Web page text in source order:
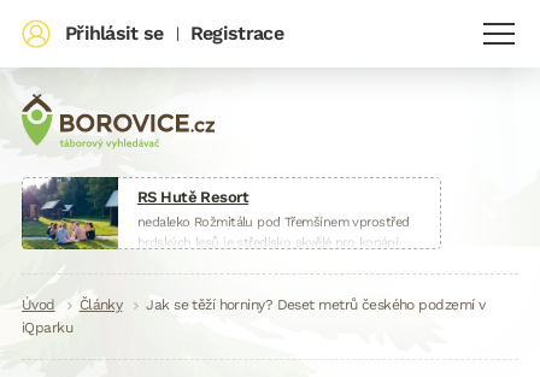
RS Hutě Resort
nedaleko Rožmitálu pod Třemšínem vprostřed
brdských lesů je středisko skvělé pro konání
www.huteresort.cz
Přihlásit se | Registrace
Drobečková
navigace
Úvod Články
Jak se těží horniny? Deset metrů českého podzemí v
iQparku